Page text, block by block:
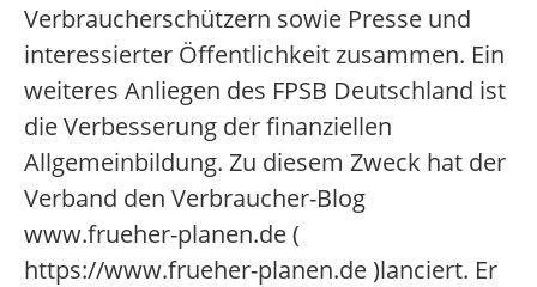
Verbraucherschützern sowie Presse und
interessierter Öffentlichkeit zusammen. Ein
weiteres Anliegen des FPSB Deutschland ist
die Verbesserung der finanziellen
Allgemeinbildung. Zu diesem Zweck hat der
Verband den Verbraucher-Blog
www.frueher-planen.de (
https://www.frueher-planen.de )lanciert. Er